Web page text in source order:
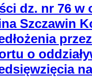
dz. nr 76 w
Szczawin
o